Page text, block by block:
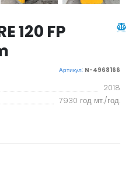
120 FP
Артикул: N-4968166
2018
7930 год мт./год.